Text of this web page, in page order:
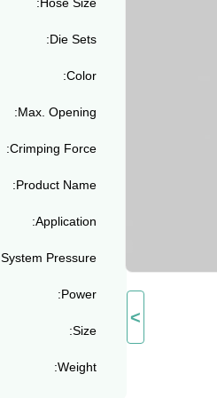
>
Die Sets:
Color:
Max. Opening:
Crimping Force:
Product Name:
Application:
System Pressure:
Power:
Size:
Weight: